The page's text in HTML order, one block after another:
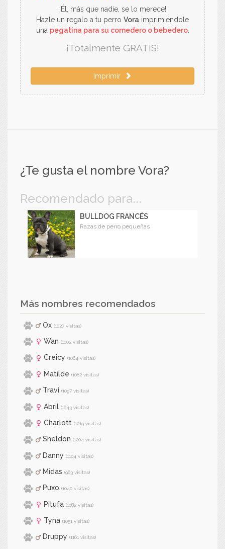
¡Él, más que nadie, se lo merece!
Hazle un regalo a tu perro Vora imprimiéndole
una pegatina para su comedero o bebedero.
¡Totalmente GRATIS!
Imprimir
¿Te gusta el nombre Vora?
Recomendado para...
BULLDOG FRANCÉS
Razas de perro pequeñas
Más nombres recomendados
Ox (1027 visitas)
Wan (1002 visitas)
Creicy (1064 visitas)
Matilde (1082 visitas)
Travi (1097 visitas)
Abril (1643 visitas)
Charlott (1219 visitas)
Sheldon (1204 visitas)
Danny (1104 visitas)
Midas (963 visitas)
Puxo (1040 visitas)
Pitufa (1082 visitas)
Tyna (1051 visitas)
Druppy (1161 visitas)